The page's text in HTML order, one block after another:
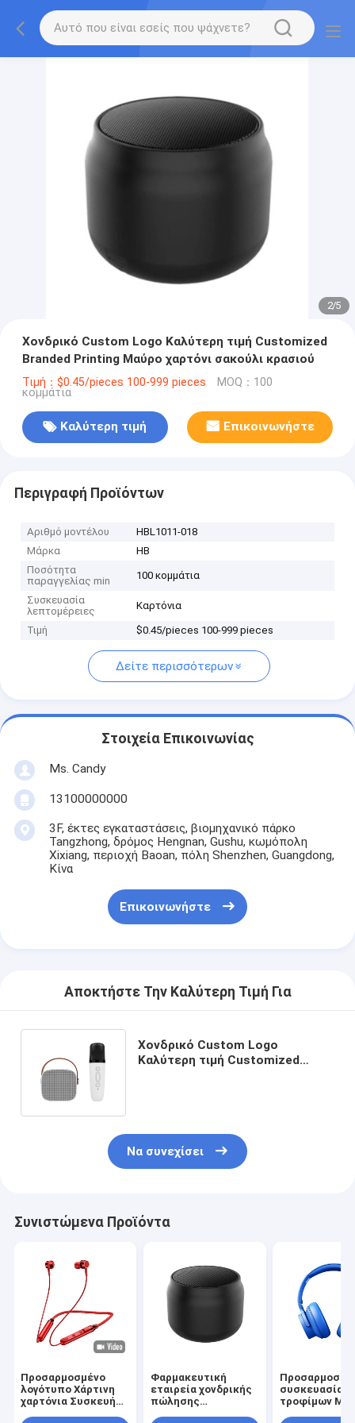
2/5
Χονδρικό Custom Logo Καλύτερη τιμή Customized
Branded Printing Μαύρο χαρτόνι σακούλι κρασιού
Τιμή：$0.45/pieces 100-999 pieces MOQ：100
κομμάτια
Καλύτερη τιμή Επικοινωνήστε
Περιγραφή Προϊόντων
Αριθμό μοντέλου
HBL1011-018
Μάρκα
HB
Ποσότητα
παραγγελίας min
100 κομμάτια
Συσκευασία
λεπτομέρειες
Καρτόνια
Τιμή $0.45/pieces 100-999 pieces
Δείτε περισσότερων
Στοιχεία Επικοινωνίας
Ms. Candy
13100000000
3F, έκτες εγκαταστάσεις, βιομηχανικό πάρκο
Tangzhong, δρόμος Hengnan, Gushu, κωμόπολη
Xixiang, περιοχή Baoan, πόλη Shenzhen, Guangdong,
Κίνα
Επικοινωνήστε
Αποκτήστε Την Καλύτερη Τιμή Για
Χονδρικό Custom Logo
Καλύτερη τιμή Customized
Να συνεχίσει
Συνιστώμενα Προϊόντα
Προσαρμοσμένο
λογότυπο Χάρτινη
χαρτόνια Συσκευή
Φαρμακευτική
εταιρεία χονδρικής
πώλησης
συσκευασία
τροφίμων